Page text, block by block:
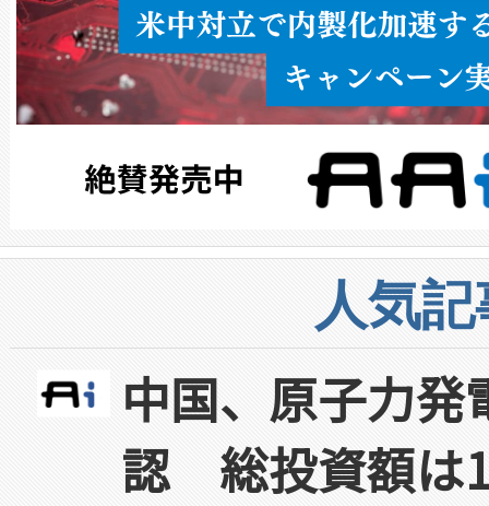
人気
中国、原子力
認 総投資額は